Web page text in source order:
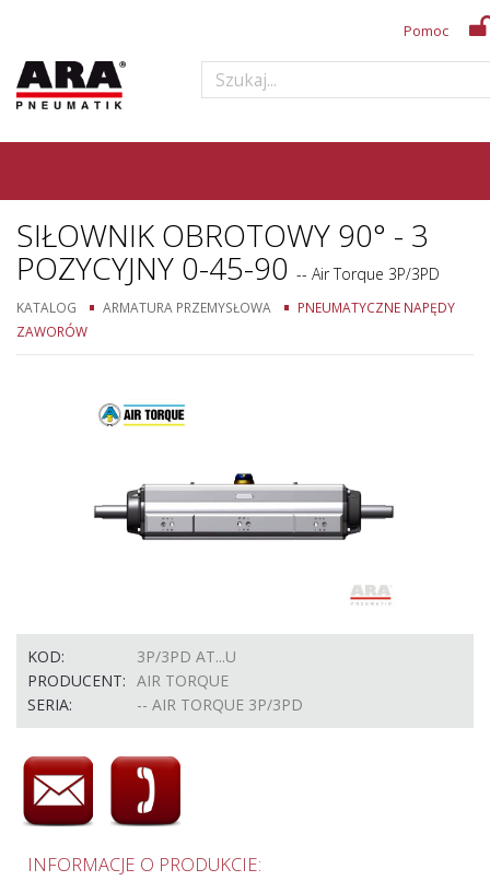
Pomoc
SIŁOWNIK OBROTOWY 90° - 3
POZYCYJNY 0-45-90 -- Air Torque 3P/3PD
KATALOG ARMATURA PRZEMYSŁOWA
PNEUMATYCZNE NAPĘDY
ZAWORÓW
KOD:
3P/3PD AT...U
PRODUCENT: AIR TORQUE
SERIA:
-- AIR TORQUE 3P/3PD
INFORMACJE O PRODUKCIE: